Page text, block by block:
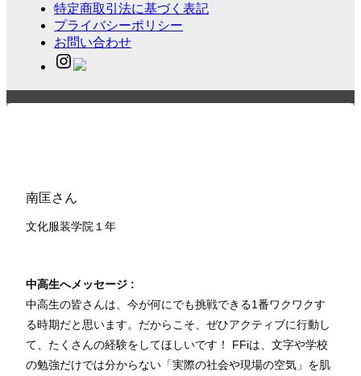
特定商取引法に基づく表記
プライバシーポリシー
お問い合わせ
南匡さん
文化服装学院１ 年
中高生へメッセージ :
中高生の皆さんは、今が何にでも挑戦できる1番ワクワクす
る時期だと思います。だからこそ、ぜひアクティブに行動し
て、たくさんの経験をしてほしいです！ FFiは、文字や学校
の勉強だけでは分からない「実際の社会や現場の空気」を肌